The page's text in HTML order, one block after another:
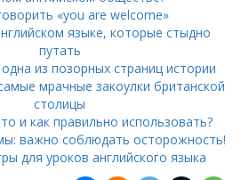
«you are welcome»
языке, которые стыдно
путать
из позорных страниц истории
мрачные закоулки британской
столицы
и как правильно использовать?
важно соблюдать осторожность!
для уроков английского языка